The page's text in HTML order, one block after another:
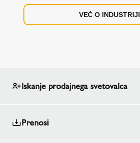
VEČ O INDUSTRIJI
Iskanje prodajnega svetovalca
Prenosi